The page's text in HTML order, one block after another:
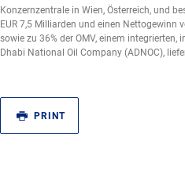
Konzernzentrale in Wien, Österreich, und
EUR 7,5 Milliarden und einen Nettogewinn
sowie zu 36% der OMV, einem
Dhabi National Oil Company (ADNOC),
PRINT